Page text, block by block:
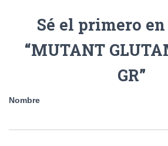
Sé el primero
“MUTANT
GR”
Nombre